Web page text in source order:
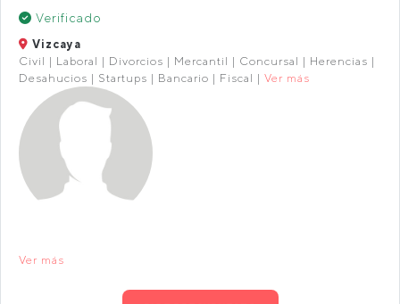
Verificado
Vizcaya
Civil | Laboral | Divorcios | Mercantil | Concursal | Herencias |
Desahucios | Startups | Bancario | Fiscal | Ver más
Ver más